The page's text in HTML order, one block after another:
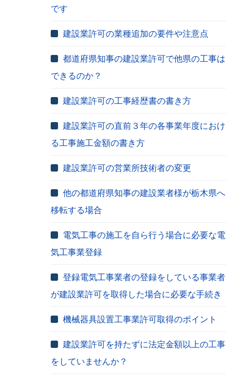
です
建設業許可の業種追加の要件や注意点
都道府県知事の建設業許可で他県の工事は
できるのか？
建設業許可の工事経歴書の書き方
建設業許可の直前３年の各事業年度におけ
る工事施工金額の書き方
建設業許可の営業所技術者の変更
他の都道府県知事の建設業者様が栃木県へ
移転する場合
電気工事の施工を自ら行う場合に必要な電
気工事業登録
登録電気工事業者の登録をしている事業者
が建設業許可を取得した場合に必要な手続き
機械器具設置工事業許可取得のポイント
建設業許可を持たずに法定金額以上の工事
をしていませんか？